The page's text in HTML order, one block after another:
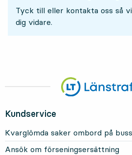
Tyck till eller kontakta oss så
dig vidare.
Kundservice
Kvarglömda saker ombord på
Ansök om förseningsersättning